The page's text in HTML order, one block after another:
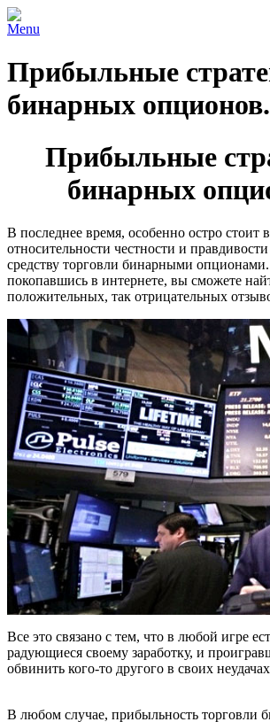
Menu
Прибыльные
бинарных опционов.
Прибыльные
бинарных
В последнее время, особенно остро стоит
относительности честности и
средству торговли бинарными опционами.
покопавшись в интернете, вы сможете
положительных, так отрицательных
Все это связано с тем, что в любой игре
радующиеся своему заработку, и
обвинить кого-то другого в своих
В любом случае, прибыльность торговли